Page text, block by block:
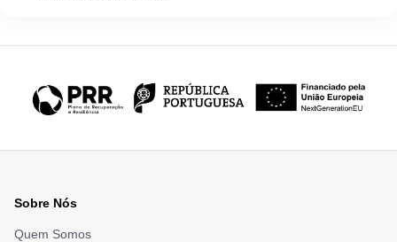
Sobre Nós
Quem Somos